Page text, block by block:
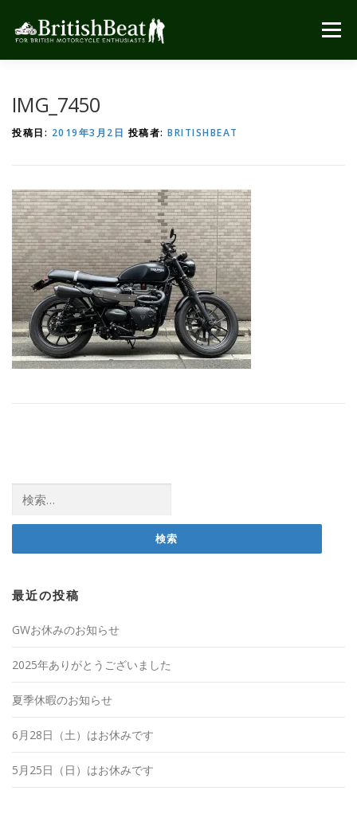
メニュー
IMG_7450
投稿日: 2019年3月2日 投稿者: BRITISHBEAT
索:
最近の投稿
GWお休みのお知らせ
2025年ありがとうございました
夏季休暇のお知らせ
6月28日（土）はお休みです
5月25日（日）はお休みです